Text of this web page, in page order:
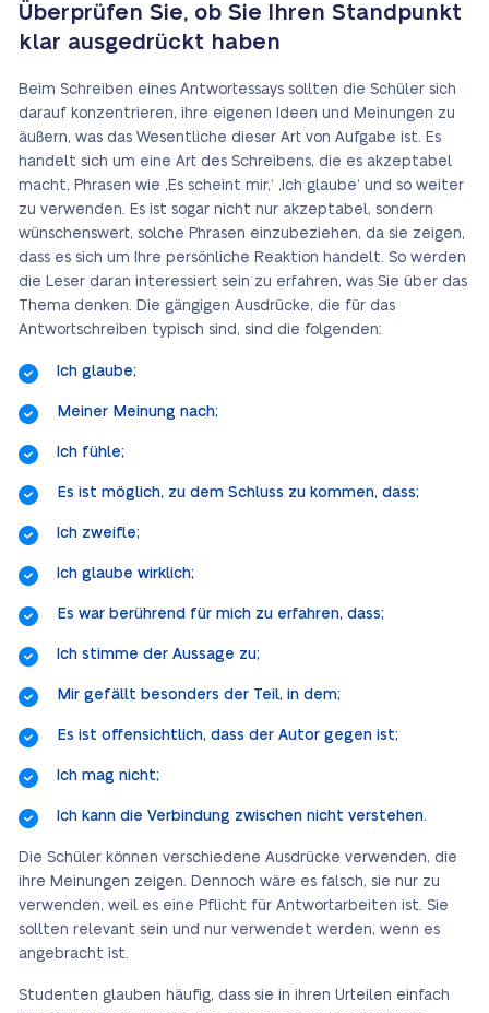
Überprüfen Sie, ob Sie Ihren Standpunkt
klar ausgedrückt haben
Beim Schreiben eines Antwortessays sollten die Schüler sich
darauf konzentrieren, ihre eigenen Ideen und Meinungen zu
äußern, was das Wesentliche dieser Art von Aufgabe ist. Es
handelt sich um eine Art des Schreibens, die es akzeptabel
macht, Phrasen wie ‚Es scheint mir,‘ ‚Ich glaube‘ und so weiter
zu verwenden. Es ist sogar nicht nur akzeptabel, sondern
wünschenswert, solche Phrasen einzubeziehen, da sie zeigen,
dass es sich um Ihre persönliche Reaktion handelt. So werden
die Leser daran interessiert sein zu erfahren, was Sie über das
Thema denken. Die gängigen Ausdrücke, die für das
Antwortschreiben typisch sind, sind die folgenden:
Ich glaube;
Meiner Meinung nach;
Ich fühle;
Es ist möglich, zu dem Schluss zu kommen, dass;
Ich zweifle;
Ich glaube wirklich;
Es war berührend für mich zu erfahren, dass;
Ich stimme der Aussage zu;
Mir gefällt besonders der Teil, in dem;
Es ist offensichtlich, dass der Autor gegen ist;
Ich mag nicht;
Ich kann die Verbindung zwischen nicht verstehen.
Die Schüler können verschiedene Ausdrücke verwenden, die
ihre Meinungen zeigen. Dennoch wäre es falsch, sie nur zu
verwenden, weil es eine Pflicht für Antwortarbeiten ist. Sie
sollten relevant sein und nur verwendet werden, wenn es
angebracht ist.
Studenten glauben häufig, dass sie in ihren Urteilen einfach